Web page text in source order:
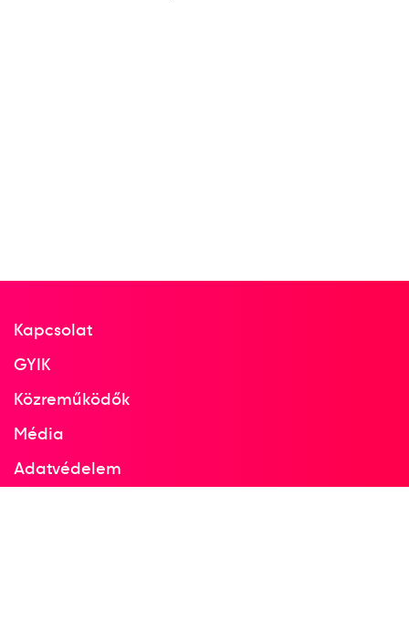
Kapcsolat
GYIK
Közreműködők
Média
Adatvédelem